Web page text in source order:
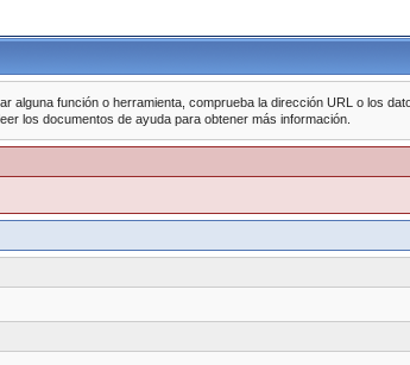
alguna función o herramienta, comprueba la dirección URL o los
los documentos de ayuda para obtener más información.